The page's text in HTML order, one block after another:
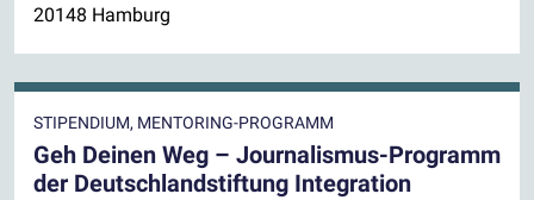
20148 Hamburg
STIPENDIUM, MENTORING-PROGRAMM
Geh Deinen Weg – Journalismus-Programm
der Deutschlandstiftung Integration